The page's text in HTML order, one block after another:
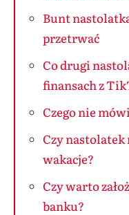
Bunt
przetrwać
Co drugi
finansach z
Czego nie
Czy nastolatek
wakacje?
Czy warto
banku?